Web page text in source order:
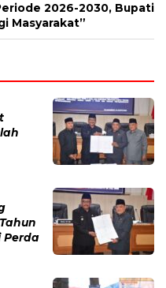
2026-2030, Bupati
Masyarakat”
Perda